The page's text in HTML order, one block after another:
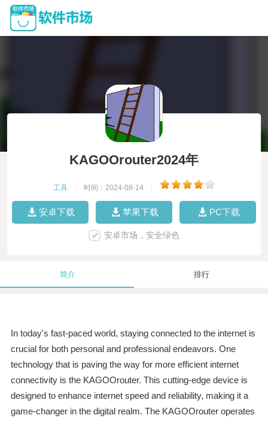
KAGOOrouter2024年
工具 时间：2024-08-14
安卓下载 苹果下载 PC下载
安卓市场，安全绿色
简介 排行
In today's fast-paced world, staying connected to the internet is
crucial for both personal and professional endeavors. One
technology that is paving the way for more efficient internet
connectivity is the KAGOOrouter. This cutting-edge device is
designed to enhance internet speed and reliability, making it a
game-changer in the digital realm. The KAGOOrouter operates